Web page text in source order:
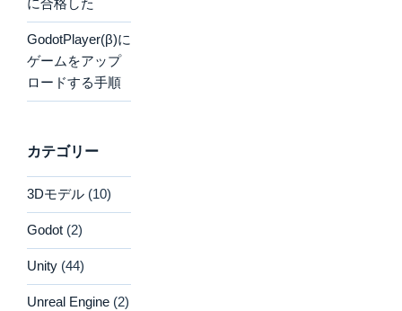
に合格した
GodotPlayer(β)に
ゲームをアップ
ロードする手順
カテゴリー
3Dモデル (10)
Godot (2)
Unity (44)
Unreal Engine (2)